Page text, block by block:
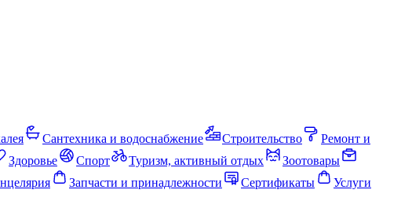
Сантехника и водоснабжение Строительство
Ремонт и
Здоровье Спорт Туризм, активный отдых
Зоотовары
Запчасти и принадлежности Сертификаты
Услуги